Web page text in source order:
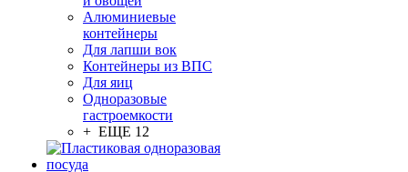
Алюминиевые
контейнеры
Для лапши вок
Контейнеры из ВПС
Для яиц
Одноразовые
гастроемкости
+ ЕЩЕ 12